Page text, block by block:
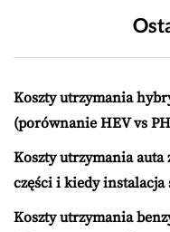
Koszty utrzymania
(porównanie HEV vs
Koszty utrzymania auta
części i kiedy instalacja
Koszty utrzymania